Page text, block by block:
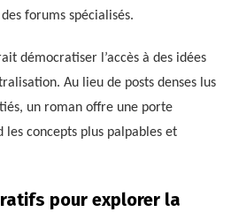
forums spécialisés.
démocratiser l’accès à des idées
Au lieu de posts denses lus
un roman offre une porte
concepts plus palpables et
pour explorer la